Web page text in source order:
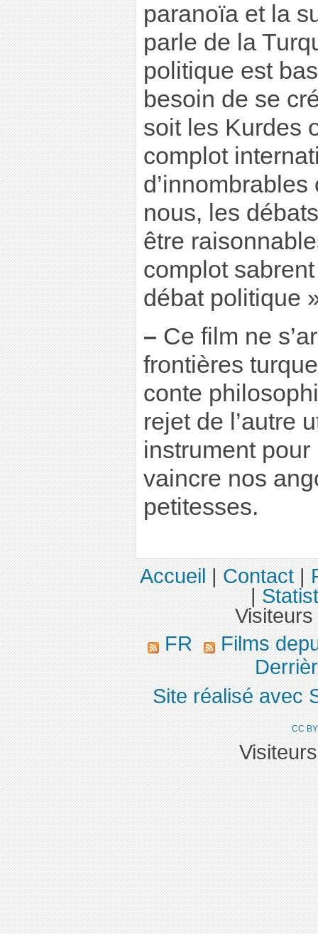
paranoïa et la
parle de la
politique est
besoin de se
soit les Kurdes
complot
nous, les
être
complot
débat politique
– Ce film ne
frontières
conte
rejet de l’autre
instrument
vaincre nos
petitesses.
Accueil|Contact|
|
FR
Films
Site réalisé avec
CC